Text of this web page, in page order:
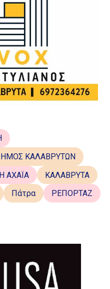
ΚΑΛΑΒΡΥΤΩΝ
ΑΧΑΪΑ
ΚΑΛΑΒΡΥΤΑ
Πάτρα
ΡΕΠΟΡΤΑΖ